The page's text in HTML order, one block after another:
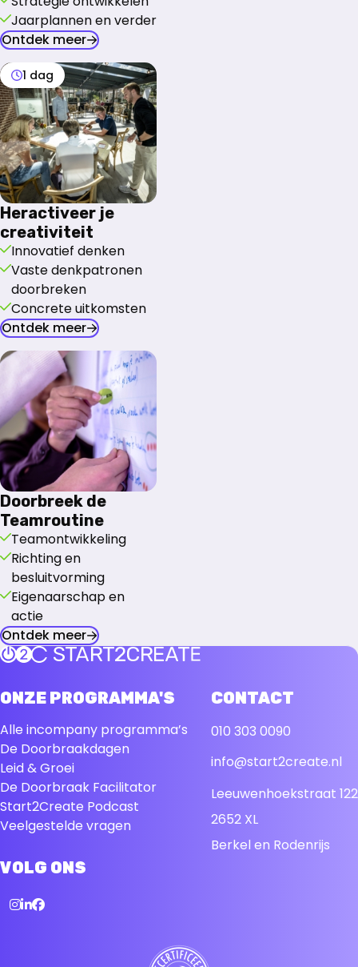
Jaarplannen en verder
Ontdek meer
Heractiveer je
creativiteit
Innovatief denken
Vaste denkpatronen
doorbreken
Concrete uitkomsten
Ontdek meer
1 dag
Doorbreek de
Teamroutine
Teamontwikkeling
Richting en
besluitvorming
Eigenaarschap en
actie
Ontdek meer
Terug naar de startpagina
ONZE PROGRAMMA'S
Alle incompany programma’s
De Doorbraakdagen
Leid & Groei
De Doorbraak Facilitator
Start2Create Podcast
Veelgestelde vragen
CONTACT
010 303 0090
info@start2create.nl
Leeuwenhoekstraat 122
2652 XL
Berkel en Rodenrijs
VOLG ONS
Instagram
LinkedIn
Facebook